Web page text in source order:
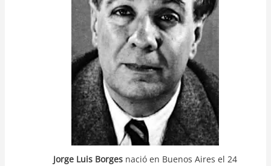
p o
k
Jorge Luis Borges nació en Buenos Aires el 24